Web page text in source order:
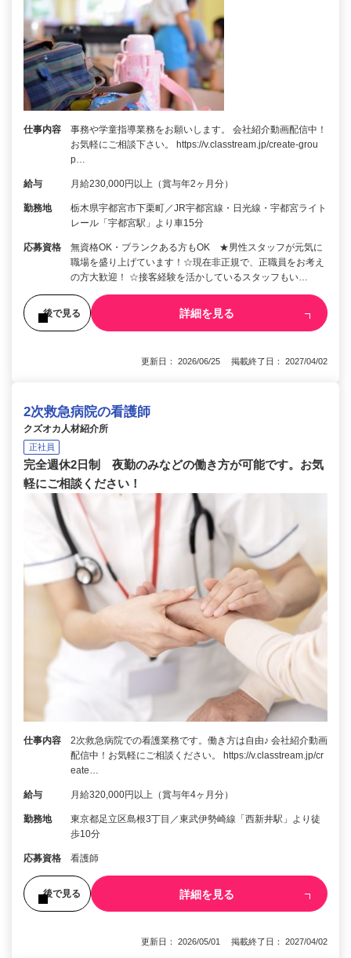
仕事内容
事務や学童指導業務をお願いします。 会社紹介動画配信中！
お気軽にご相談下さい。 https://v.classtream.jp/create-grou
p…
給与 月給230,000円以上（賞与年2ヶ月分）
勤務地
栃木県宇都宮市下栗町／JR宇都宮線・日光線・宇都宮ライト
レール「宇都宮駅」より車15分
応募資格
無資格OK・ブランクある方もOK ★男性スタッフが元気に
職場を盛り上げています！☆現在非正規で、正職員をお考え
の方大歓迎！ ☆接客経験を活かしているスタッフもい…
後で見る 詳細を見る
更新日： 2026/06/25 掲載終了日： 2027/04/02
2次救急病院の看護師
クズオカ人材紹介所
正社員
完全週休2日制 夜勤のみなどの働き方が可能です。お気
軽にご相談ください！
仕事内容
2次救急病院での看護業務です。働き方は自由♪ 会社紹介動画
配信中！お気軽にご相談ください。 https://v.classtream.jp/cr
eate…
給与 月給320,000円以上（賞与年4ヶ月分）
勤務地
東京都足立区島根3丁目／東武伊勢崎線「西新井駅」より徒
歩10分
応募資格 看護師
後で見る 詳細を見る
更新日： 2026/05/01 掲載終了日： 2027/04/02